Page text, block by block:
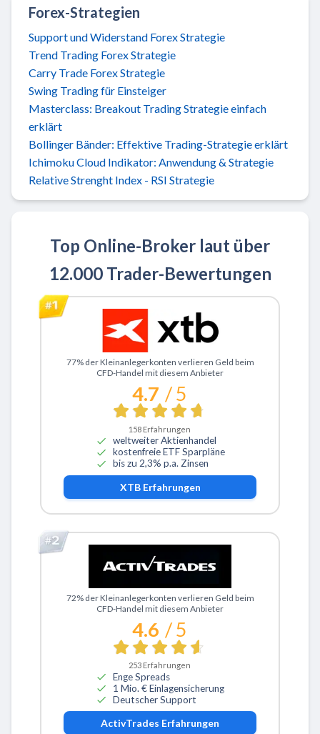
Forex-Strategien
Support und Widerstand Forex Strategie
Trend Trading Forex Strategie
Carry Trade Forex Strategie
Swing Trading für Einsteiger
Masterclass: Breakout Trading Strategie einfach
erklärt
Bollinger Bänder: Effektive Trading-Strategie erklärt
Ichimoku Cloud Indikator: Anwendung & Strategie
Relative Strenght Index - RSI Strategie
Top Online-Broker laut über
12.000 Trader-Bewertungen
Zu XTB
77% der Kleinanlegerkonten verlieren Geld beim
CFD-Handel mit diesem Anbieter
4.7 / 5
158 Erfahrungen
weltweiter Aktienhandel
kostenfreie ETF Sparpläne
bis zu 2,3% p.a. Zinsen
XTBErfahrungen
Zu ActivTrades
72% der Kleinanlegerkonten verlieren Geld beim
CFD-Handel mit diesem Anbieter
4.6 / 5
253 Erfahrungen
Enge Spreads
1 Mio. € Einlagensicherung
Deutscher Support
ActivTrades Erfahrungen